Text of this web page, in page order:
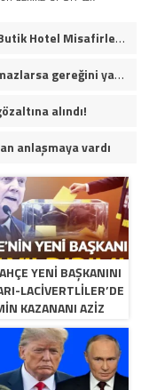
Kazdağları’nın Gözdesi Antik Manastır İDA Butik Hotel Misafirlerinden Tam Not Alıyor
Trump’tan İran açıklaması: “Uygun davranmazlarsa gereğini yaparım”
alındı!
anlaşmaya vardı
YENI BAŞKANINI
LACIVERTLILER’DE
KAZANANI AZIZ
OLDU